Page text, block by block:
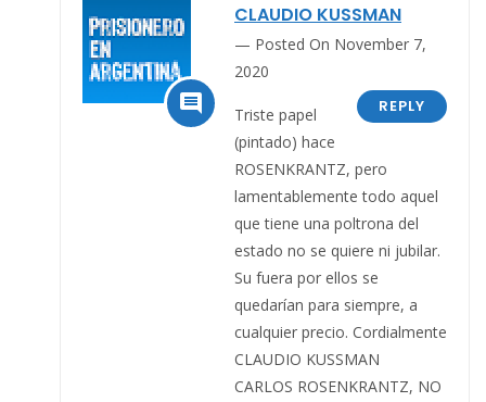

CLAUDIO KUSSMAN
Posted On November 7,
2020
REPLY
Triste papel
(pintado) hace
ROSENKRANTZ, pero
lamentablemente todo aquel
que tiene una poltrona del
estado no se quiere ni jubilar.
Su fuera por ellos se
quedarían para siempre, a
cualquier precio. Cordialmente
CLAUDIO KUSSMAN
CARLOS ROSENKRANTZ, NO